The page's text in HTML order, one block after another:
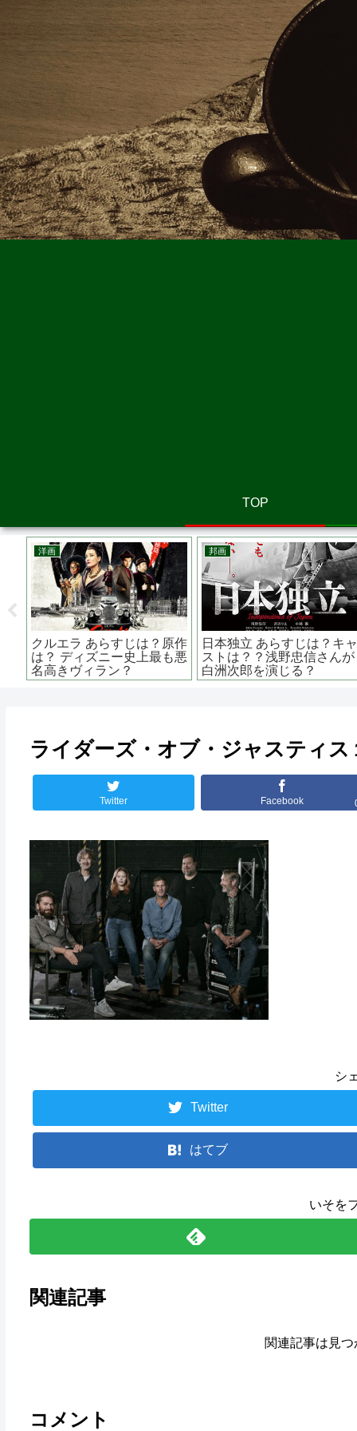
TOP
邦画
黄龍の村 あらすじは？原作
は？監督は？ ハードボイル
ドアクション
アニメ映画
AKIRAアキラ 大友 克
監督 いまだに色あせな
AKIRAの凄さ
ライダーズ・オブ・ジャスティス
Twitter Facebook
シ
Twitter
はてブ
いそを
関連記事
関連記事は見
コメント